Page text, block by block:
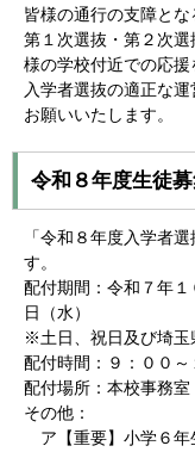
皆様の通行の支障とな
第１次選抜・第２次
様の学校付近での応援
入学者選抜の適正な
お願いいたします。
令和８年度生徒
「令和８年度入学者選
す。
配付期間：令和７年１
日（水）
※土日、祝日及び埼玉
配付時間：９：００
配付場所：本校事務室
その他：
ア【重要】小学６年